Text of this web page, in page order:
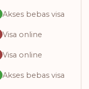
Akses bebas visa
Visa online
Visa online
Akses bebas visa